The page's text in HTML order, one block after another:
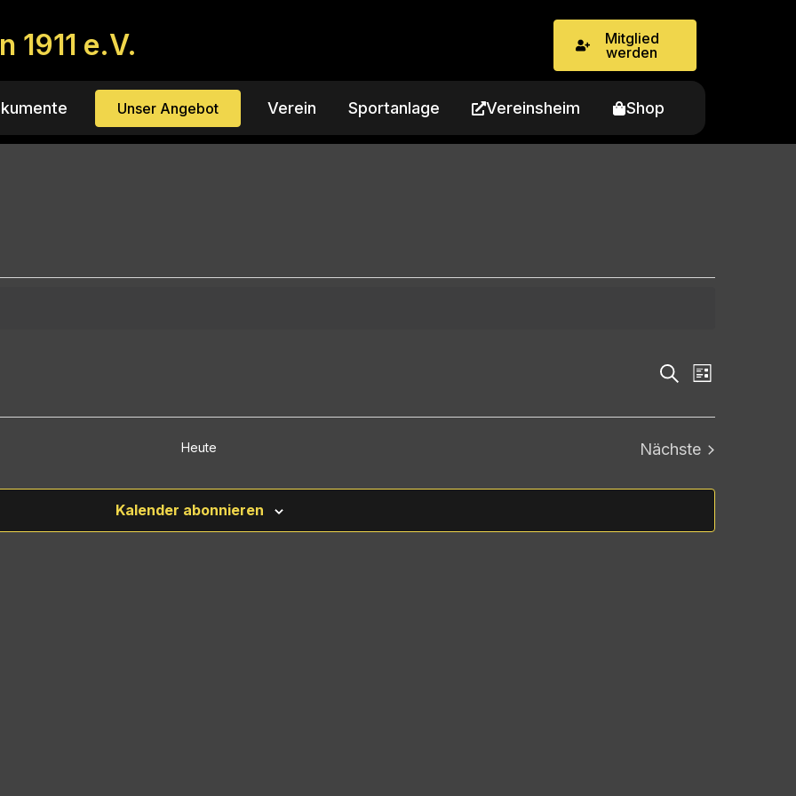
1911 e.V.
Mitglied
werden
Unser Angebot Verein Sportanlage Vereinsheim Shop
Veranstaltungen
und
Ansichten,
Suche
Navigation
Liste
Heute
Nächste
Kalender abonnieren